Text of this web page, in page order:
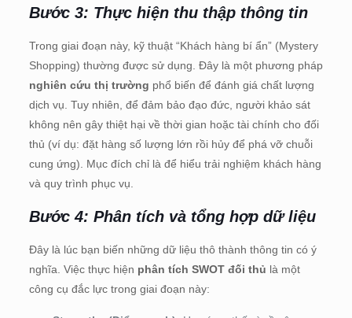
Bước 3: Thực hiện thu thập thông tin
Trong giai đoạn này, kỹ thuật “Khách hàng bí ẩn” (Mystery
Shopping) thường được sử dụng. Đây là một phương pháp
nghiên cứu thị trường phổ biến để đánh giá chất lượng
dịch vụ. Tuy nhiên, để đảm bảo đạo đức, người khảo sát
không nên gây thiệt hại về thời gian hoặc tài chính cho đối
thủ (ví dụ: đặt hàng số lượng lớn rồi hủy để phá vỡ chuỗi
cung ứng). Mục đích chỉ là để hiểu trải nghiệm khách hàng
và quy trình phục vụ.
Bước 4: Phân tích và tổng hợp dữ liệu
Đây là lúc bạn biến những dữ liệu thô thành thông tin có ý
nghĩa. Việc thực hiện phân tích SWOT đối thủ là một
công cụ đắc lực trong giai đoạn này: